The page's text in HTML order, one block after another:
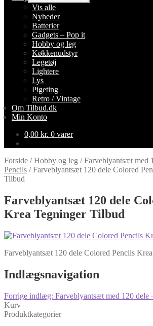
Vis alle
Nyheder
Batterier
Gadgets – Pop it
Hobby og leg
Køkkenudstyr
Legetøj
Lightere
Lys
Pigeting
Retro / Vintage
Om Tilbud.dk
Min Konto
0,00 kr. 0 varer
Forside /Hobby og leg /Farveblyantsæt med
Pencils /Farveblyantsæt 120 dele Colored
Tilbud
Farveblyantsæt 120 dele
Krea Tegninger Tilbud
Farveblyantsæt 120 dele Colored Pencils
Indlægsnavigation
Forrige indlæg: Farveblyantsæt med 120 dele
Kurv
Produktkategorier